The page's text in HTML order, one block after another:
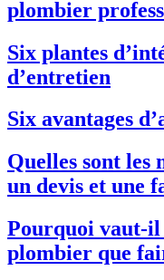
plombier
Six plantes
d’entretien
Six avantages
Quelles sont les
un devis et une
Pourquoi vaut-
plombier que